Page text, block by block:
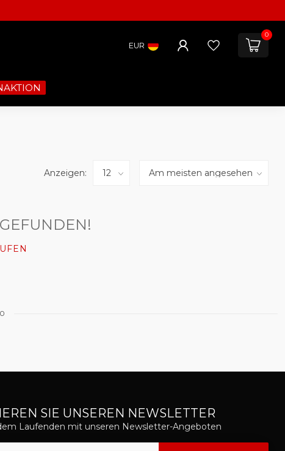
EUR
0
Anzeigen:
SIE UNSEREN NEWSLETTER
Laufenden mit unseren Newsletter-Angeboten